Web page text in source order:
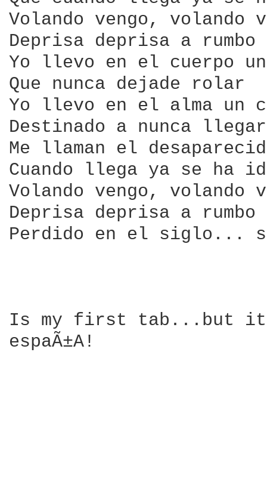
Volando vengo, volando
Deprisa deprisa a
Yo llevo en el cuerpo
Que nunca dejade rolar
Yo llevo en el alma un
Destinado a nunca
Me llaman el
Cuando llega ya se ha
Volando vengo, volando
Deprisa deprisa a
Perdido en el siglo...
Is my first tab...but
espaÃ±A!